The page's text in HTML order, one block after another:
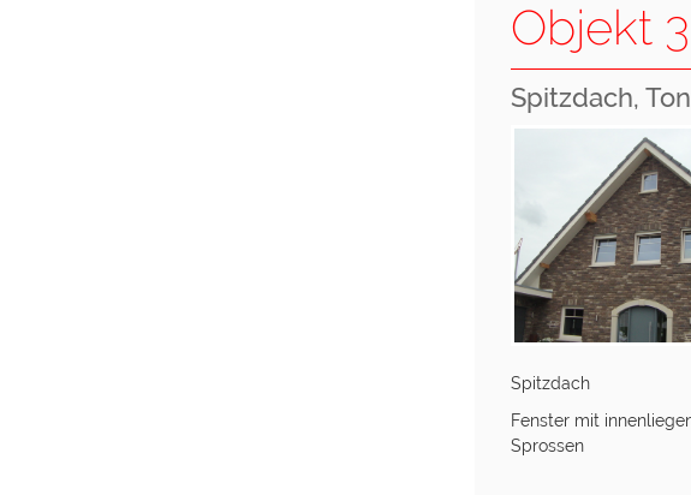
Objekt 3
Spitzdach,
Spitzdach
Fenster mit
Sprossen